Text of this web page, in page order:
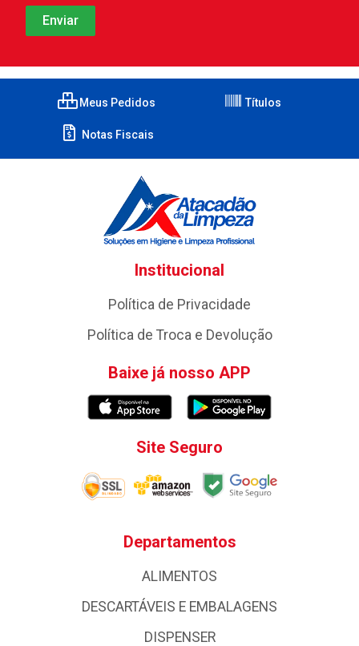
Meus Pedidos Títulos
Notas Fiscais
Institucional
Política de Privacidade
Política de Troca e Devolução
Baixe já nosso APP
Site Seguro
Departamentos
ALIMENTOS
DESCARTÁVEIS E EMBALAGENS
DISPENSER